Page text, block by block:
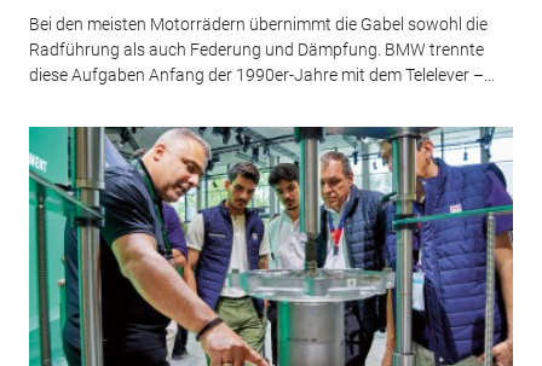
Bei den meisten Motorrädern übernimmt die Gabel sowohl die
Radführung als auch Federung und Dämpfung. BMW trennte
diese Aufgaben Anfang der 1990er-Jahre mit dem Telelever –...